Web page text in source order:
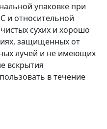
упаковке при
и относительной
сухих и хорошо
защищенных от
лучей и не имеющих
вскрытия
в течение